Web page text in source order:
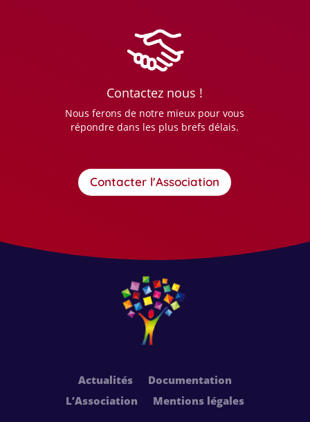
Contactez nous !
Nous ferons de notre mieux pour vous
répondre dans les plus brefs délais.
Contacter l'Association
Actualités
Documentation
L’Association
Mentions légales